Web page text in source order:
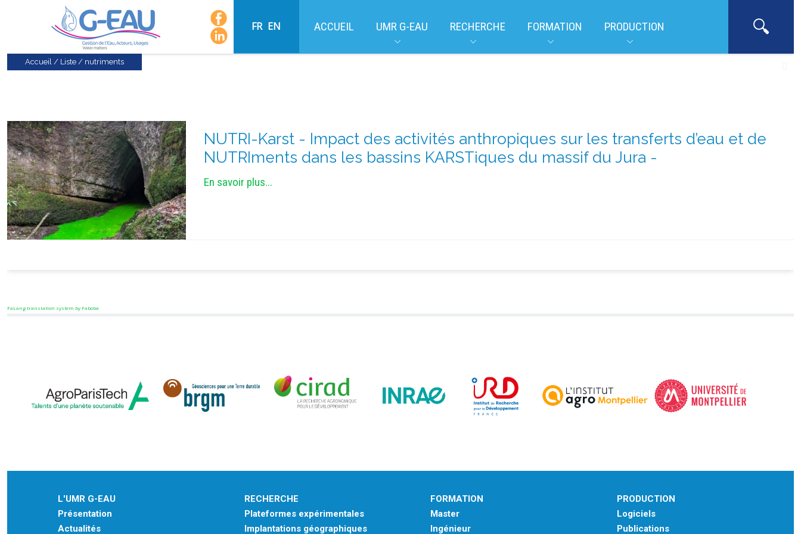
FR EN ACCUEIL UMR G-EAU RECHERCHE FORMATION PRODUCTION
Accueil / Liste / nutriments
NUTRI-Karst - Impact des activités anthropiques sur les transferts d’eau et de
NUTRIments dans les bassins KARSTiques du massif du Jura -
En savoir plus...
FaLang translation system by Faboba
L'UMR G-EAU
Présentation
Actualités
RECHERCHE
Plateformes expérimentales
Implantations géographiques
FORMATION
Master
Ingénieur
PRODUCTION
Logiciels
Publications